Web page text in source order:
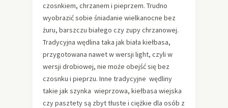
czosnkiem, chrzanem i pieprzem. Trudno
wyobrazić sobie śniadanie wielkanocne bez
żuru, barszczu białego czy zupy chrzanowej.
Tradycyjna wędlina taka jak biała kiełbasa,
przygotowana nawet w wersji light, czyli w
wersji drobiowej, nie może obejść się bez
czosnku i pieprzu. Inne tradycyjne wędliny
takie jak szynka wieprzowa, kiełbasa wiejska
czy pasztety są zbyt tłuste i ciężkie dla osób z